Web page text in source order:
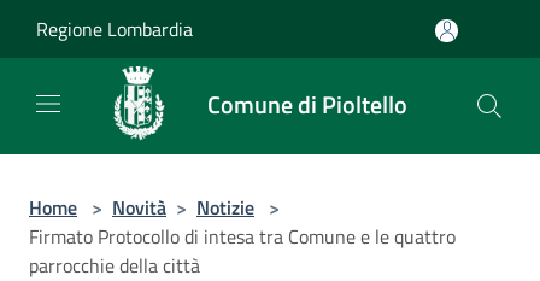
Regione Lombardia
Comune di Pioltello
Home > Novità > Notizie >
Firmato Protocollo di intesa tra Comune e le quattro
parrocchie della città